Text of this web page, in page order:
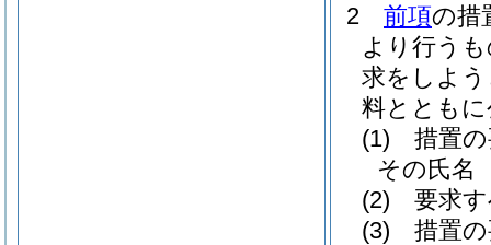
2
前項の措
より行う
求をしよ
料ととも
(1)
措置
その氏名
(2)
要求
(3)
措置